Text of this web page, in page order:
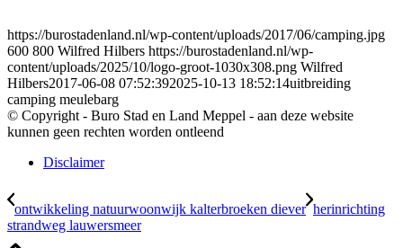
https://burostadenland.nl/wp-content/uploads/2017/06/camping.jpg
600 800 Wilfred Hilbers https://burostadenland.nl/wp-
content/uploads/2025/10/logo-groot-1030x308.png Wilfred
Hilbers2017-06-08 07:52:392025-10-13 18:52:14uitbreiding
camping meulebarg
© Copyright - Buro Stad en Land Meppel - aan deze website
kunnen geen rechten worden ontleend
Disclaimer
ontwikkeling natuurwoonwijk kalterbroeken diever herinrichting
strandweg lauwersmeer